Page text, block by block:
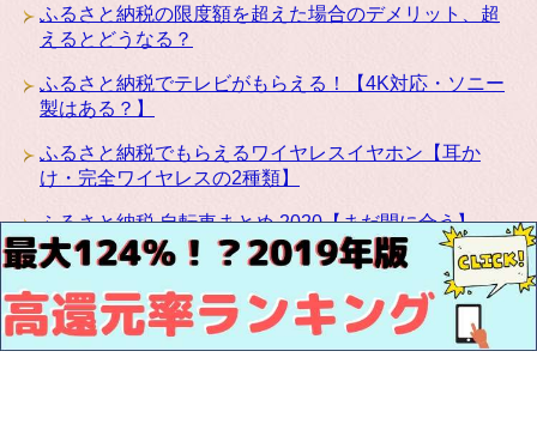
ふるさと納税の限度額を超えた場合のデメリット、超
えるとどうなる？
ふるさと納税でテレビがもらえる！【4K対応・ソニー
製はある？】
ふるさと納税でもらえるワイヤレスイヤホン【耳か
け・完全ワイヤレスの2種類】
ふるさと納税 自転車まとめ 2020【まだ間に合う】
ふるさと納税にカリモクの高級家具が登場！椅子・テ
ーブル・ベッドなど種類豊富です